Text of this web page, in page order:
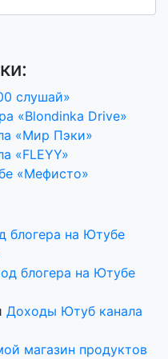
слушай»
«Blondinka Drive»
«Мир Пэки»
«FLEYY»
«Мефисто»
блогера на Ютубе
блогера на Ютубе
Доходы Ютуб канала
магазин продуктов